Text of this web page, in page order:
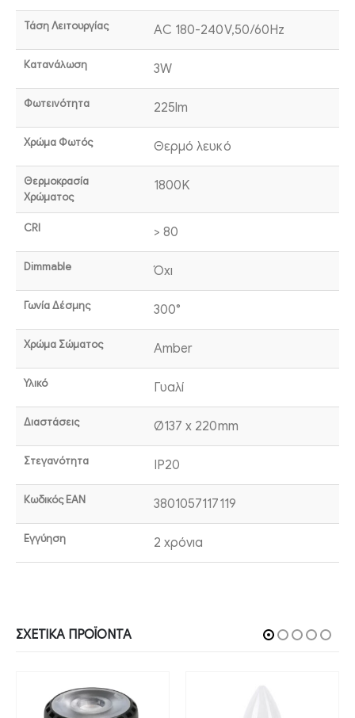
Τάση Λειτουργίας AC 180-240V,50/60Hz
Κατανάλωση 3W
Φωτεινότητα 225lm
Χρώμα Φωτός Θερμό λευκό
Θερμοκρασία
Χρώματος
1800K
CRI > 80
Dimmable Όχι
Γωνία Δέσμης 300°
Χρώμα Σώματος Amber
Υλικό Γυαλί
Διαστάσεις Ø137 x 220mm
Στεγανότητα IP20
Κωδικός EAN 3801057117119
Εγγύηση 2 χρόνια
ΣΧΕΤΙΚΆ ΠΡΟΪΌΝΤΑ